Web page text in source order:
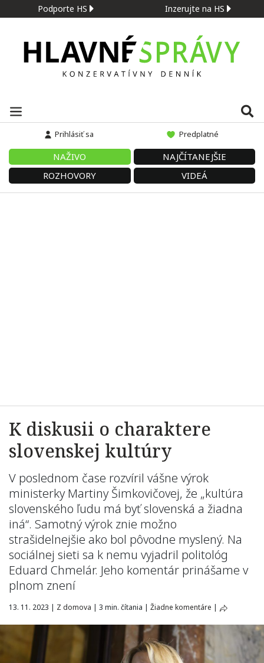
Podporte HS Inzerujte na HS
Prihlásiť sa Predplatné
NAŽIVO
NAJČÍTANEJŠIE
ROZHOVORY
VIDEÁ
K diskusii o charaktere
slovenskej kultúry
V poslednom čase rozvíril vášne výrok
ministerky Martiny Šimkovičovej, že „kultúra
slovenského ľudu má byť slovenská a žiadna
iná“. Samotný výrok znie možno
strašidelnejšie ako bol pôvodne myslený. Na
sociálnej sieti sa k nemu vyjadril politológ
Eduard Chmelár. Jeho komentár prinášame v
plnom znení
13. 11. 2023 | Z domova | 3 min. čítania | Žiadne komentáre |